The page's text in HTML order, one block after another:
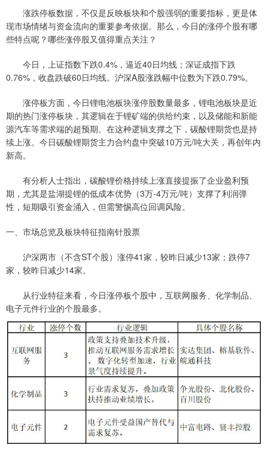
涨跌停板数据，不仅是反映板块和个股强弱的重要指标，更是体
现市场情绪与资金流向的重要参考依据。那么，今日的涨停个股有哪
些特点呢？哪些涨停股又值得重点关注？
今日，上证指数下跌0.4%，逼近40日均线；深证成指下跌
0.76%，收盘跌破60日均线。沪深A股涨跌幅中位数为下跌0.79%。
涨停板方面，今日锂电池板块涨停股数量最多，锂电池板块是近
期的热门涨停板块，其逻辑在于锂矿端的供给约束，以及储能和新能
源汽车等需求端的超预期。在这种逻辑支撑之下，碳酸锂期货也是持
续上涨。今日碳酸锂期货主力合约盘中突破10万元/吨大关，再创年内
新高。
有分析人士指出，碳酸锂价格持续上涨直接提振了企业盈利预
期，尤其是盐湖提锂的低成本优势（3万-4万元/吨）支撑了利润弹
性，短期吸引资金涌入，但需警惕高位回调风险。
一、市场总览及板块特征指南针股票
沪深两市（不含ST个股）涨停41家，较昨日减少13家；跌停7
家，较昨日减少14家。
从行业特征来看，今日涨停板个股中，互联网服务、化学制品、
电子元件行业的个股最多。